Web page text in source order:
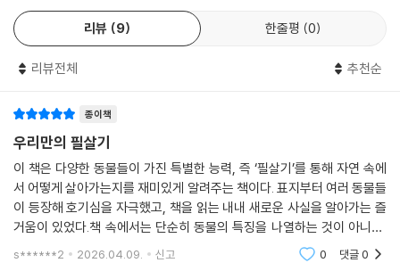
리뷰 9 한줄평 0
리뷰전체 추천순
종이책
우리만의 필살기
이 책은 다양한 동물들이 가진 특별한 능력, 즉 ‘필살기’를 통해 자연 속에
서 어떻게 살아가는지를 재미있게 알려주는 책이다. 표지부터 여러 동물들
이 등장해 호기심을 자극했고, 책을 읽는 내내 새로운 사실을 알아가는 즐
거움이 있었다.책 속에서는 단순히 동물의 특징을 나열하는 것이 아니라,
각 동물이 왜 그런 능력을 가지게 되었는지, 그리고 그것이 생존에 어떻게
s******2 2026.04.09. 신고 0 댓글0